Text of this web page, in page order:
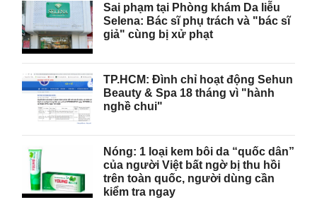
Sai phạm tại Phòng khám Da liễu
Selena: Bác sĩ phụ trách và "bác sĩ
giả" cùng bị xử phạt
TP.HCM: Đình chỉ hoạt động Sehun
Beauty & Spa 18 tháng vì "hành
nghề chui"
Nóng: 1 loại kem bôi da “quốc dân”
của người Việt bất ngờ bị thu hồi
trên toàn quốc, người dùng cần
kiểm tra ngay